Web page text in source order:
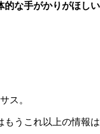
な手がかりがほし
ス。
うこれ以上の情報